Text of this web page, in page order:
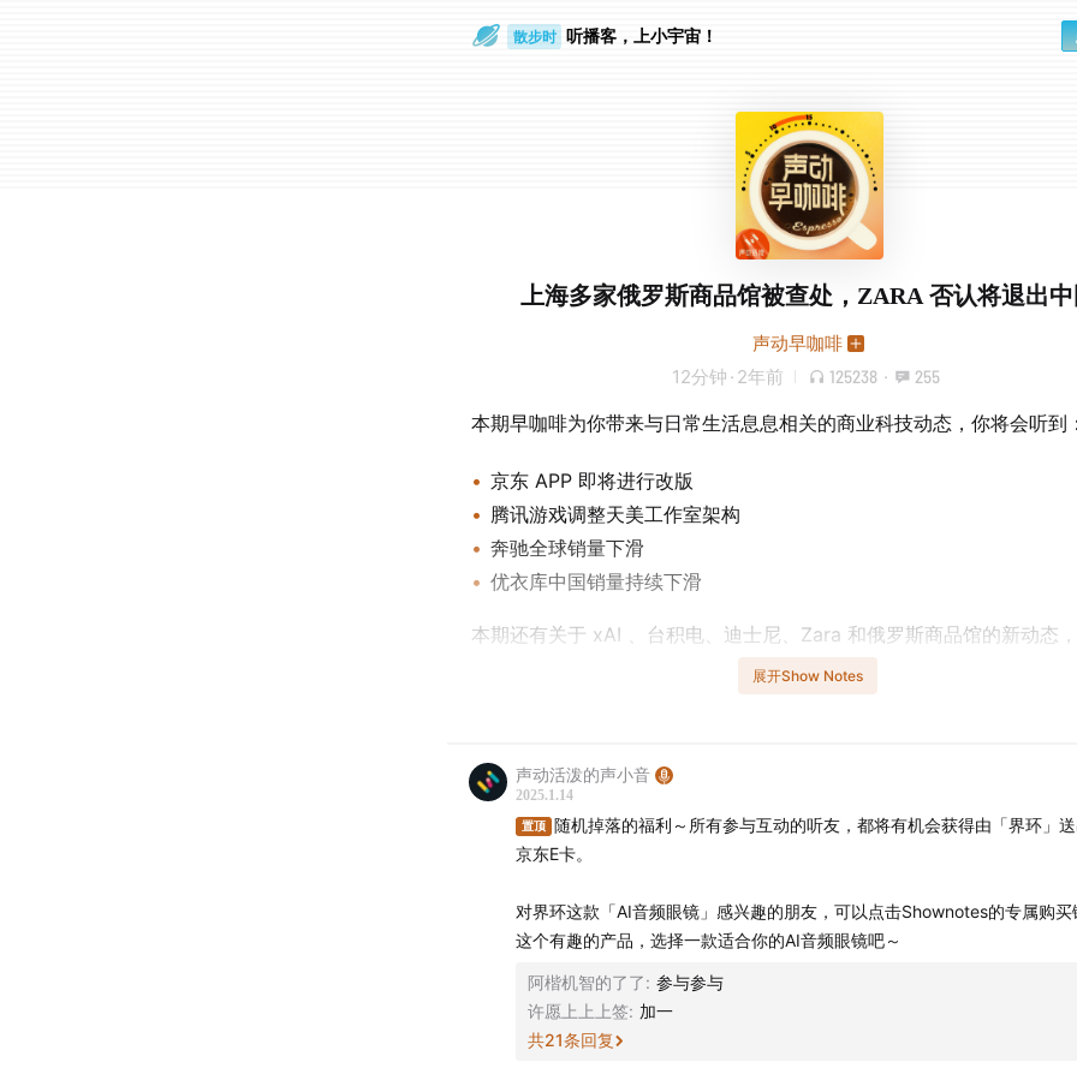
通勤路上 听播客，上小宇宙！
上海多家俄罗斯商品馆被查处，ZARA 否认将退出
声动早咖啡
12分钟 · 2年前 125238 · 255
本期早咖啡为你带来与日常生活息息相关的商业科技动态，你将会听到：
京东 APP 即将进行改版
腾讯游戏调整天美工作室架构
奔驰全球销量下滑
优衣库中国销量持续下滑
本期还有关于 xAI 、台积电、迪士尼、Zara 和俄罗斯商品馆的新动态
频的神器，也是送到爸妈心里的年度好物。假期返乡或者在家玩手机，
容易打扰身边的人，蓝牙耳机久戴耳朵不舒适，戴上耳夹、挂耳式耳机
合跟人交谈显得有距离感。界环AI音频眼镜是眼镜的形态，30.7g 超轻
戴起来像普通眼镜一样舒适，定制镜片也能满足近视的需求，16 种镜框
界环AI音频眼镜是由小米生态链公司蜂巢科技出品，之前的两代 MIJIA
镜也是他们的产品，深厚的产品研发经验确保了可靠的质量。界环“新”
礼选界环。如果你和家人都是近视用户, 春节前想送自己一个数码好物，
送爸妈眼前一亮的“新”礼物，都可以选择界环 AI 音频眼镜，最主要的是
展开Show Notes
声动活泼的声小音
2025.1.14
置顶
随机掉落的福利～所有参与互动的听友，都将有机会获得由「界环」
京东E卡。
对界环这款「AI音频眼镜」感兴趣的朋友，可以点击Shownotes的专属购买
这个有趣的产品，选择一款适合你的AI音频眼镜吧～
阿楷机智的了了: 参与参与
许愿上上上签: 加一
共21条回复